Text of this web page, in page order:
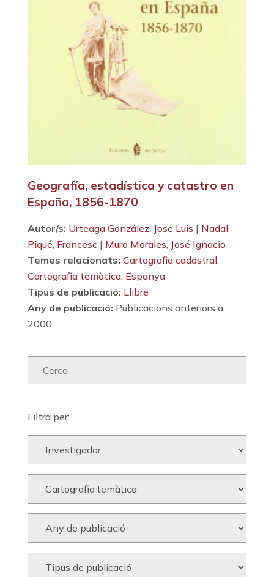
Geografía, estadística y catastro en
España, 1856-1870
Autor/s: Urteaga González, José Luis | Nadal
Piqué, Francesc | Muro Morales, José Ignacio
Temes relacionats: Cartografia cadastral,
Cartografia temàtica, Espanya
Tipus de publicació: Llibre
Any de publicació: Publicacions anteriors a
2000
Filtra per: